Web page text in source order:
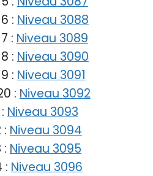
: Niveau 3088
: Niveau 3089
: Niveau 3090
: Niveau 3091
: Niveau 3092
Niveau 3093
: Niveau 3094
: Niveau 3095
: Niveau 3096